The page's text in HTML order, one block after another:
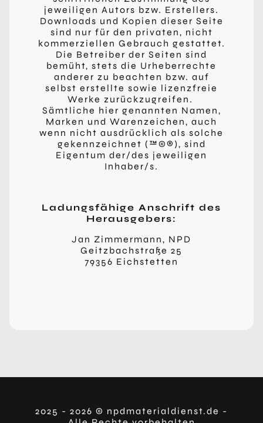
jeweiligen Autors bzw. Erstellers.
Downloads und Kopien dieser Seite
sind nur für den privaten, nicht
kommerziellen Gebrauch gestattet.
Die Betreiber der Seiten sind
bemüht, stets die Urheberrechte
anderer zu beachten bzw. auf
selbst erstellte sowie lizenzfreie
Werke zurückzugreifen.
Sämtliche hier genannten Namen,
Marken und Warenzeichen, auch
wenn nicht ausdrücklich als solche
gekennzeichnet (™©®), sind
Eigentum der/des jeweiligen
Inhaber/s.
Ladungsfähige Anschrift des
Herausgebers:
Jan Zimmermann, NPD
Geitzbachstraße 25
79356 Eichstetten
2025 - 2026 © npdmaterialdienst.de -